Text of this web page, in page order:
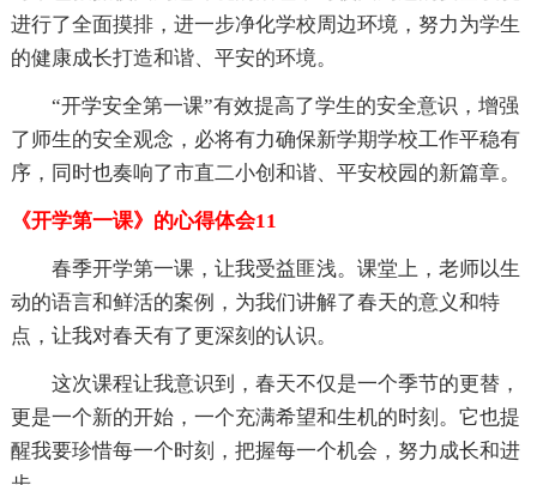
进行了全面摸排，进一步净化学校周边环境，努力为学生
的健康成长打造和谐、平安的环境。
“开学安全第一课”有效提高了学生的安全意识，增强
了师生的安全观念，必将有力确保新学期学校工作平稳有
序，同时也奏响了市直二小创和谐、平安校园的新篇章。
《开学第一课》的心得体会11
春季开学第一课，让我受益匪浅。课堂上，老师以生
动的语言和鲜活的案例，为我们讲解了春天的意义和特
点，让我对春天有了更深刻的认识。
这次课程让我意识到，春天不仅是一个季节的更替，
更是一个新的开始，一个充满希望和生机的时刻。它也提
醒我要珍惜每一个时刻，把握每一个机会，努力成长和进